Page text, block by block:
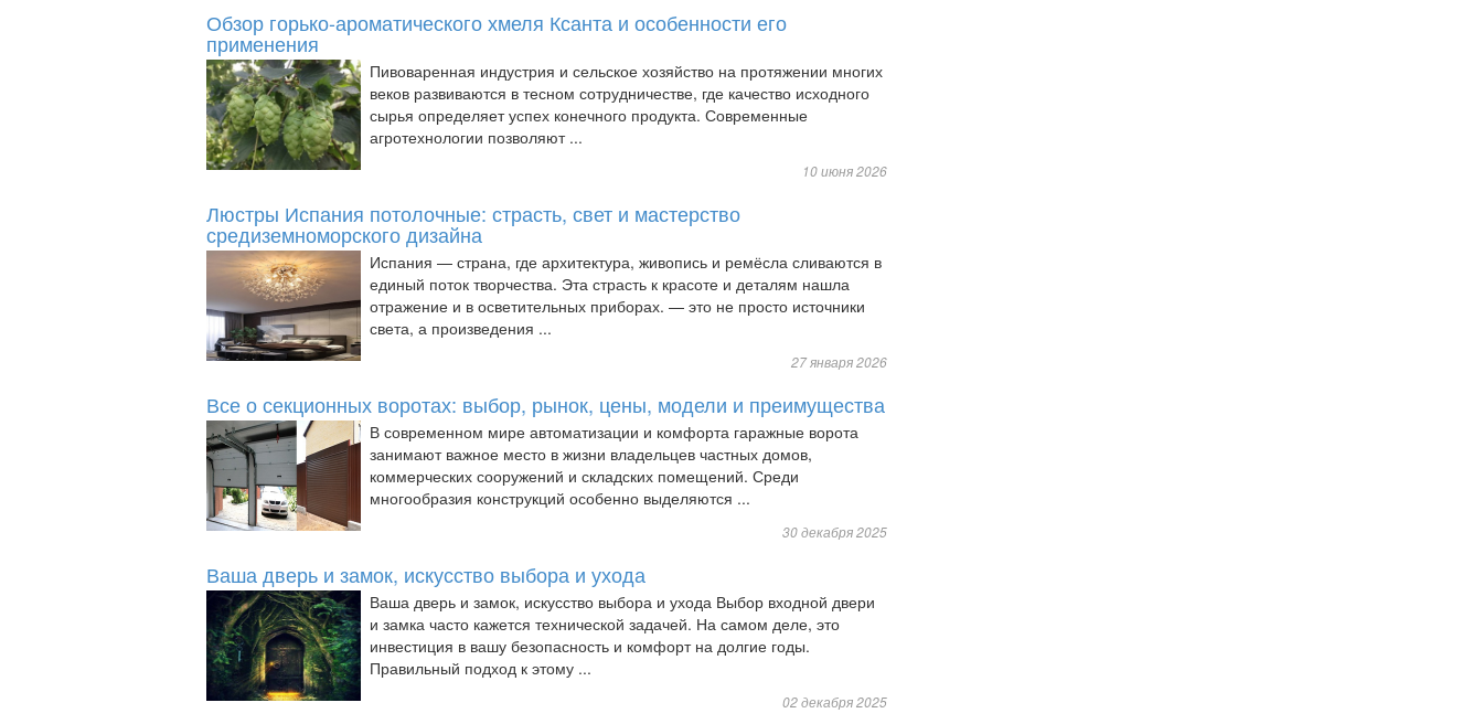
Обзор горько-ароматического хмеля Ксанта и особенности его
применения
Пивоваренная индустрия и сельское хозяйство на протяжении многих
веков развиваются в тесном сотрудничестве, где качество исходного
сырья определяет успех конечного продукта. Современные
агротехнологии позволяют ...
10 июня 2026
Люстры Испания потолочные: страсть, свет и мастерство
средиземноморского дизайна
Испания — страна, где архитектура, живопись и ремёсла сливаются в
единый поток творчества. Эта страсть к красоте и деталям нашла
отражение и в осветительных приборах. — это не просто источники
света, а произведения ...
27 января 2026
Все о секционных воротах: выбор, рынок, цены, модели и преимущества
В современном мире автоматизации и комфорта гаражные ворота
занимают важное место в жизни владельцев частных домов,
коммерческих сооружений и складских помещений. Среди
многообразия конструкций особенно выделяются ...
30 декабря 2025
Ваша дверь и замок, искусство выбора и ухода
Ваша дверь и замок, искусство выбора и ухода Выбор входной двери
и замка часто кажется технической задачей. На самом деле, это
инвестиция в вашу безопасность и комфорт на долгие годы.
Правильный подход к этому ...
02 декабря 2025